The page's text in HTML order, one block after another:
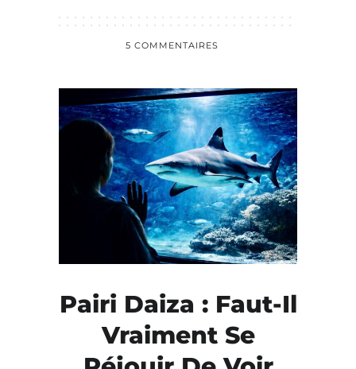
5 COMMENTAIRES
Pairi Daiza : Faut-Il
Vraiment Se